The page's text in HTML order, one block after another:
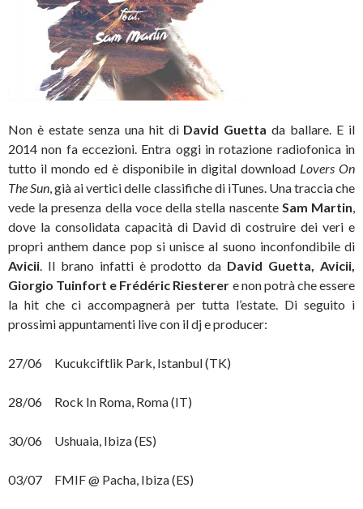
Non è estate senza una hit di David Guettada ballare. E il
2014 non fa eccezioni. Entra oggi in rotazione radiofonica in
tutto il mondo ed è disponibile in digital download Lovers On
The Sun , già ai vertici delle classifiche di iTunes. Una traccia che
vede la presenza della voce della stella nascente Sam Martin
dove la consolidata capacità di David di costruire dei veri e
propri anthem dance pop si unisce al suono inconfondibile di
Avicii . Il brano infatti è prodotto da David Guetta, Avicii,
Giorgio Tuinfort e Frédéric Riesterer e non potrà che essere
la hit che ci accompagnerà per tutta l’estate. Di seguito i
prossimi appuntamenti live con il dj e producer:
27/06 Kucukciftlik Park, Istanbul (TK)
28/06 Rock In Roma, Roma (IT)
30/06 Ushuaia, Ibiza (ES)
03/07 FMIF @ Pacha, Ibiza (ES)